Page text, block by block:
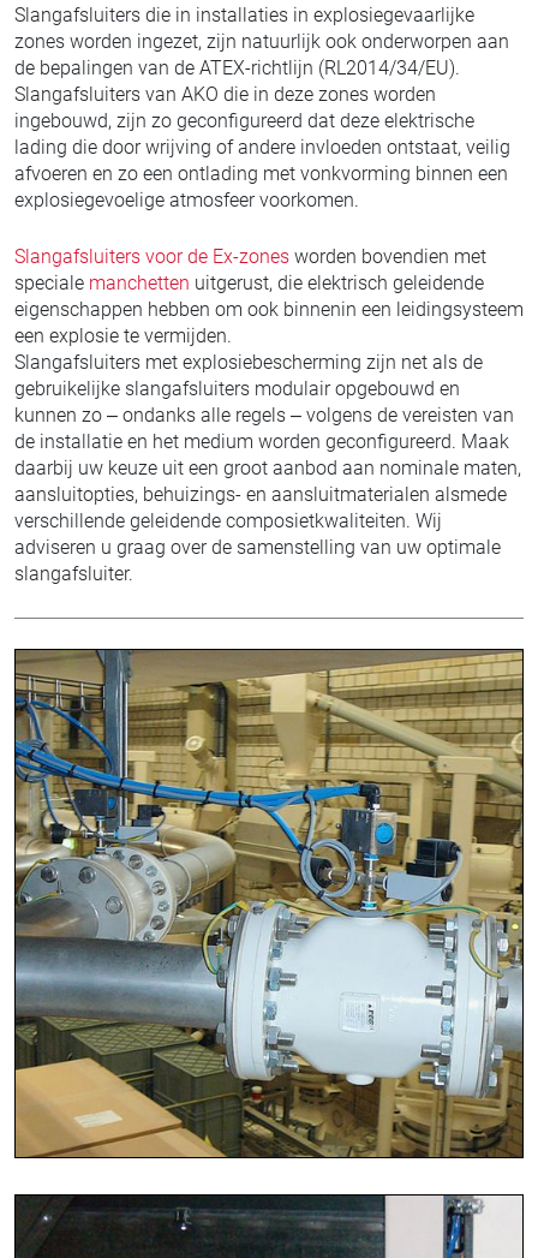
Slangafsluiters die in installaties in explosiegevaarlijke
zones worden ingezet, zijn natuurlijk ook onderworpen aan
de bepalingen van de ATEX-richtlijn (RL2014/34/EU).
Slangafsluiters van AKO die in deze zones worden
ingebouwd, zijn zo geconfigureerd dat deze elektrische
lading die door wrijving of andere invloeden ontstaat, veilig
afvoeren en zo een ontlading met vonkvorming binnen een
explosiegevoelige atmosfeer voorkomen.
Slangafsluiters voor de Ex-zones worden bovendien met
speciale manchetten uitgerust, die elektrisch geleidende
eigenschappen hebben om ook binnenin een leidingsysteem
een explosie te vermijden.
Slangafsluiters met explosiebescherming zijn net als de
gebruikelijke slangafsluiters modulair opgebouwd en
kunnen zo – ondanks alle regels – volgens de vereisten van
de installatie en het medium worden geconfigureerd. Maak
daarbij uw keuze uit een groot aanbod aan nominale maten,
aansluitopties, behuizings- en aansluitmaterialen alsmede
verschillende geleidende composietkwaliteiten. Wij
adviseren u graag over de samenstelling van uw optimale
slangafsluiter.